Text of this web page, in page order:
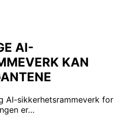
AI-
KAN
AI-sikkerhetsrammeverk for
er…